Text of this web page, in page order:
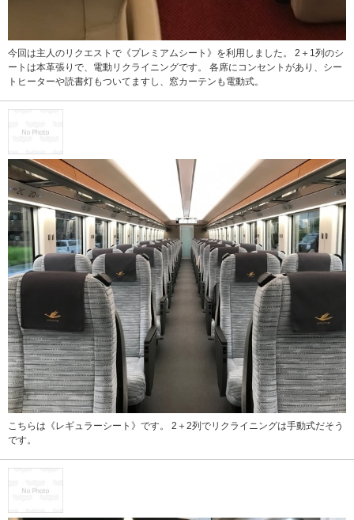
今回は主人のリクエストで《プレミアムシート》を利用しました。 2＋1列のシ
ートは本革張りで、電動リクライニングです。 各席にコンセントがあり、シー
トヒーターや読書灯もついてますし、窓カーテンも電動式。
こちらは《レギュラーシート》です。 2＋2列でリクライニングは手動式だそう
です。